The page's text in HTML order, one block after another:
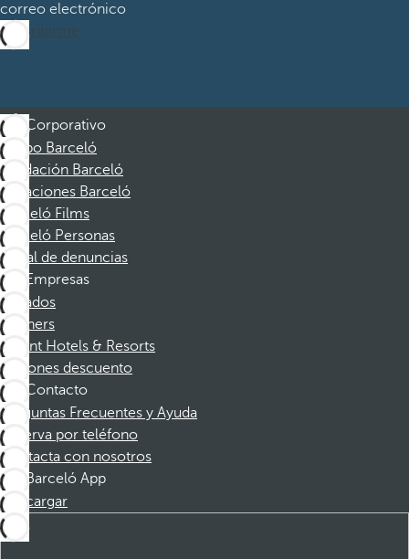
correo electrónico
Suscribirme
Corporativo
Grupo Barceló
Fundación Barceló
Vacaciones Barceló
Barceló Films
Barceló Personas
Canal de denuncias
Empresas
Afiliados
Partners
Dorint Hotels & Resorts
Cupones descuento
Contacto
Preguntas Frecuentes y Ayuda
Reserva por teléfono
Contacta con nosotros
Barceló App
Descargar